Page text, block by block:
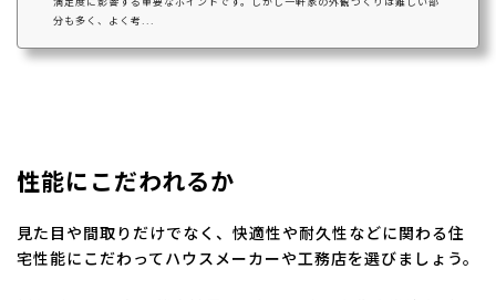
分も多く、よく考...
性能にこだわれるか
見た目や間取りだけでなく、快適性や耐久性などに関わる住
宅性能にこだわってハウスメーカーや工務店を選びましょう。